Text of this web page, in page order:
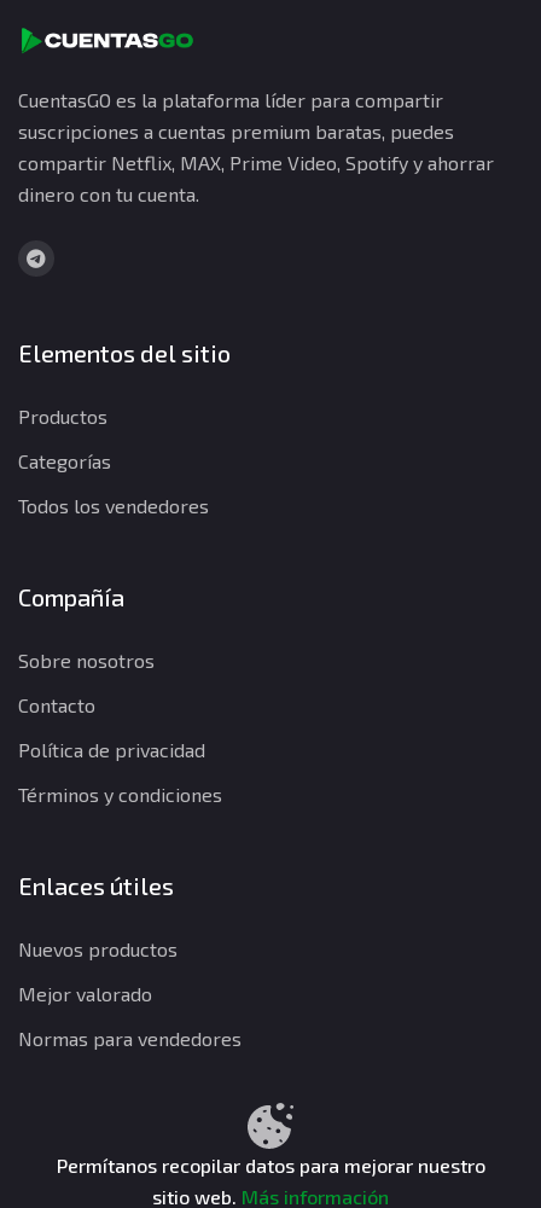
CuentasGO es la plataforma líder para compartir
suscripciones a cuentas premium baratas, puedes
compartir Netflix, MAX, Prime Video, Spotify y ahorrar
dinero con tu cuenta.
Elementos del sitio
Productos
Categorías
Todos los vendedores
Compañía
Sobre nosotros
Contacto
Política de privacidad
Términos y condiciones
Enlaces útiles
Nuevos productos
Mejor valorado
Normas para vendedores
Términos y condiciones
CuentasGO © 2026. Todos los derechos reservados.
Permítanos recopilar datos para mejorar nuestro
sitio web. Más información